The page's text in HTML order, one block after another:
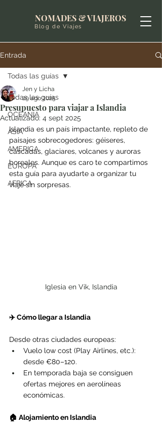
NOMADES & VIAJEROS
Blog de Viajes
Entrada
Todas las guías
OCEANIA
ASIA
AMERICA
EUROPA
AFRICA
Todas las guías
Presupuesto para viajar a Islandia
Jen y Licha
29 ago 2025
Actualizado: 4 sept 2025
Islandia es un país impactante, repleto de
paisajes sobrecogedores: géiseres,
cascadas, glaciares, volcanes y auroras
boreales. Aunque es caro te compartimos
esta guía para ayudarte a organizar tu
viaje sin sorpresas.
Iglesia en Vik, Islandia
✈️ Cómo llegar a Islandia
Desde otras ciudades europeas:
Vuelo low cost (Play Airlines, etc.):
desde €80–120.
En temporada baja se consiguen
ofertas mejores en aerolíneas
económicas.
🏠 Alojamiento en Islandia